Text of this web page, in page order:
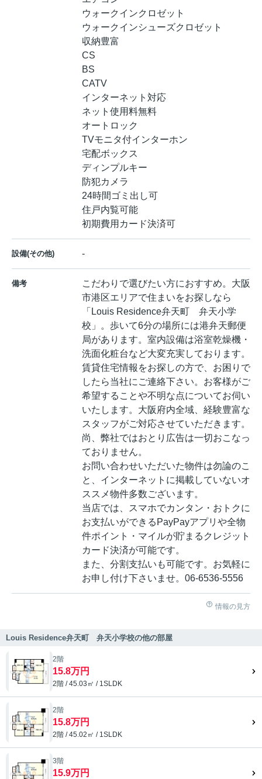
ウォークインクロゼット
ウォークインシューズクロゼット
収納豊富
CS
BS
CATV
インターネット対応
ネット使用料無料
オートロック
TVモニタ付インターホン
宅配ボックス
ディンプルキー
防犯カメラ
24時間ゴミ出し可
住戸内覧可能
初期費用カード決済可
設備(その他) -
備考
こだわりで選びたい方におすすめ。大阪
市港区エリアで住まいをお探しなら
「Louis Residence弁天町 弁天小学
校」。歩いて6分の場所には港弁天郵便
局があります。室内設備は浴室乾燥機・
洗面化粧台など大変充実しております。
賃貸住宅情報をお探しの方で、お困りで
したら当社にご連絡下さい。お客様がご
希望することや不明な点についてお伺い
いたします。大阪府内全域、経験豊富な
スタッフがご対応させていただきます。
尚、弊社ではおとり広告は一切おこなっ
ておりません。
お問い合わせいただいた物件は勿論のこ
と、インターネットに掲載していないオ
ススメ物件多数ございます。
当店では、スマホでカンタン・おトクに
お支払いができるPayPayアプリや全物
件ポイント・マイルが貯まるクレジット
カード決済が可能です。
また、分割支払いも可能です。お気軽に
お申し付け下さいませ。06-6536-5556
情報の見方
Louis Residence弁天町 弁天小学校の他の部屋
2階
15.8万円
2階 / 45.03㎡ / 1SLDK
2階
15.8万円
2階 / 45.02㎡ / 1SLDK
3階
15.9万円